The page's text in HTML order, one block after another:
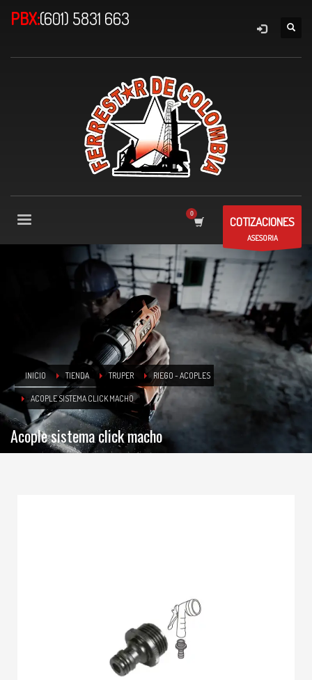
PBX:(601) 5831 663
COTIZACIONES
ASESORIA
INICIO TIENDA TRUPER RIEGO - ACOPLES
ACOPLE SISTEMA CLICK MACHO
Acople sistema click macho